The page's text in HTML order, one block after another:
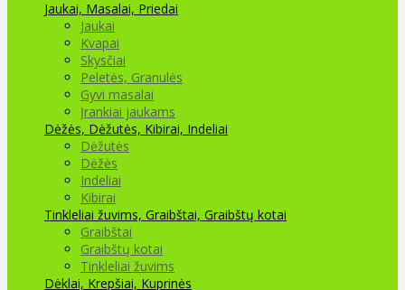
Jaukai, Masalai, Priedai
Jaukai
Kvapai
Skysčiai
Peletės, Granulės
Gyvi masalai
Įrankiai jaukams
Dėžės, Dėžutės, Kibirai, Indeliai
Dėžutės
Dėžės
Indeliai
Kibirai
Tinkleliai žuvims, Graibštai, Graibštų kotai
Graibštai
Graibštų kotai
Tinkleliai žuvims
Dėklai, Krepšiai, Kuprinės